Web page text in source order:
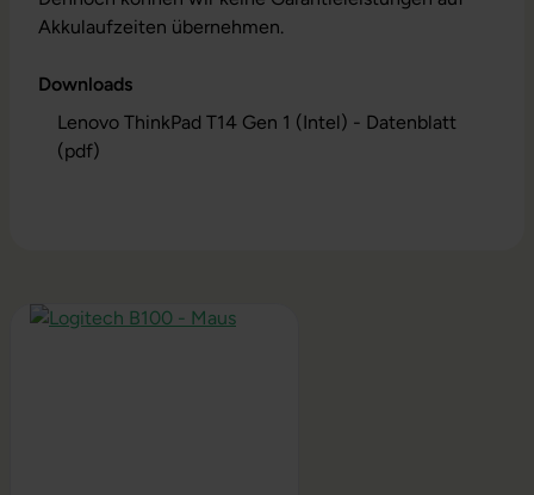
Akkulaufzeiten übernehmen.
Downloads
Lenovo ThinkPad T14 Gen 1 (Intel) - Datenblatt
(pdf)
Produktgalerie überspringen